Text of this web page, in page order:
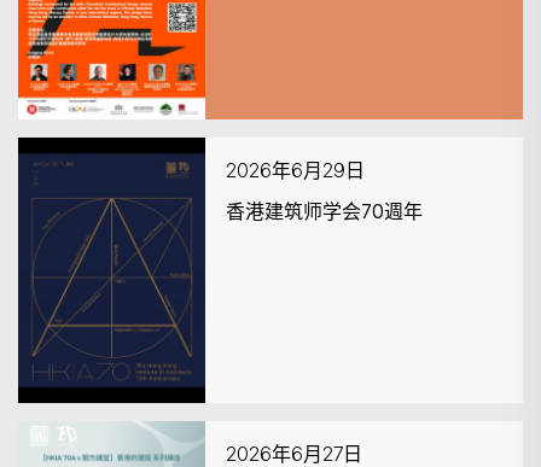
2026年6月29日
香港建筑师学会70週年
2026年6月27日